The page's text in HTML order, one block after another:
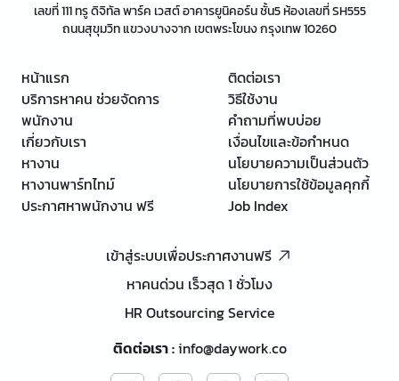
เลขที่ 111 ทรู ดิจิทัล พาร์ค เวสต์ อาคารยูนิคอร์น ชั้น5 ห้องเลขที่ SH555
ถนนสุขุมวิท แขวงบางจาก เขตพระโขนง กรุงเทพ 10260
หน้าแรก
บริการหาคน ช่วยจัดการ
พนักงาน
เกี่ยวกับเรา
หางาน
หางานพาร์ทไทม์
ประกาศหาพนักงาน ฟรี
ติดต่อเรา
วิธีใช้งาน
คำถามที่พบบ่อย
เงื่อนไขและข้อกำหนด
นโยบายความเป็นส่วนตัว
นโยบายการใช้ข้อมูลคุกกี้
Job Index
เข้าสู่ระบบเพื่อประกาศงานฟรี
หาคนด่วน เร็วสุด 1 ชั่วโมง
HR Outsourcing Service
ติดต่อเรา:info@daywork.co